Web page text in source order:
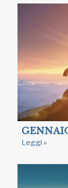
Leggi »